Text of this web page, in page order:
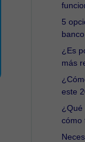
5
¿Es
más
este
¿Qué
cómo